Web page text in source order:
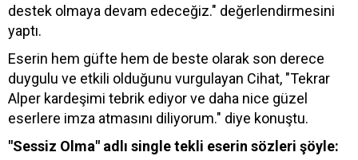
destek olmaya devam edeceğiz." değerlendirmesini
yaptı.
Eserin hem güfte hem de beste olarak son derece
duygulu ve etkili olduğunu vurgulayan Cihat, "Tekrar
Alper kardeşimi tebrik ediyor ve daha nice güzel
eserlere imza atmasını diliyorum." diye konuştu.
"Sessiz Olma" adlı single tekli eserin sözleri şöyle: